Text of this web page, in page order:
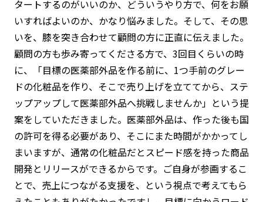
タートするのがいいのか、どういうやり方で、何をお願
いすればよいのか、かなり悩みました。そして、その思
いを、膝を突き合わせて顧問の方に正直に伝えました。
顧問の方も歩み寄ってくださる方で、3回目くらいの時
に、「目標の医薬部外品を作る前に、1つ手前のグレー
ドの化粧品を作り、そこで売り上げを立ててから、ステ
ップアップして医薬部外品へ挑戦しませんか」という提
案をしていただきました。医薬部外品は、作った後も国
の許可を得る必要があり、そこにまた時間がかかってし
まいますが、通常の化粧品だとスピード感を持った商品
開発とリリースができるからです。ご自身が参画するこ
とで、売上につながる支援を、という視点で考えてもら